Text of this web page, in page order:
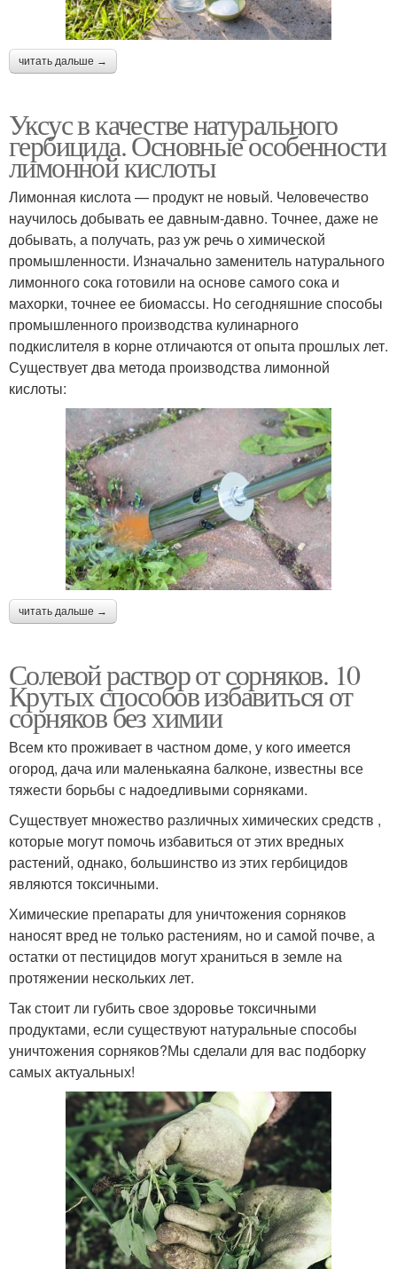
читать дальше →
Уксус в качестве натурального
гербицида. Основные особенности
лимонной кислоты
Лимонная кислота — продукт не новый. Человечество
научилось добывать ее давным-давно. Точнее, даже не
добывать, а получать, раз уж речь о химической
промышленности. Изначально заменитель натурального
лимонного сока готовили на основе самого сока и
махорки, точнее ее биомассы. Но сегодняшние способы
промышленного производства кулинарного
подкислителя в корне отличаются от опыта прошлых лет.
Существует два метода производства лимонной
кислоты:
читать дальше →
Солевой раствор от сорняков. 10
Крутых способов избавиться от
сорняков без химии
Всем кто проживает в частном доме, у кого имеется
огород, дача или маленькаяна балконе, известны все
тяжести борьбы с надоедливыми сорняками.
Существует множество различных химических средств ,
которые могут помочь избавиться от этих вредных
растений, однако, большинство из этих гербицидов
являются токсичными.
Химические препараты для уничтожения сорняков
наносят вред не только растениям, но и самой почве, а
остатки от пестицидов могут храниться в земле на
протяжении нескольких лет.
Так стоит ли губить свое здоровье токсичными
продуктами, если существуют натуральные способы
уничтожения сорняков?Мы сделали для вас подборку
самых актуальных!